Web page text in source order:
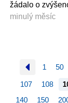
žádalo o
minulý měsíc
1 50
107 108
140
150